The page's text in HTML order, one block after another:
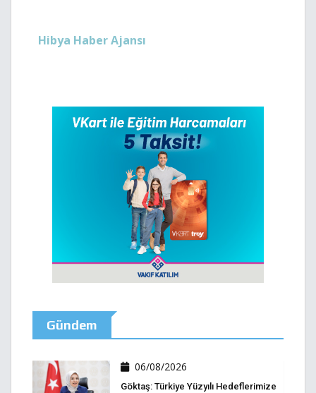
Hibya Haber Ajansı
Gündem
06/08/2026
Göktaş: Türkiye Yüzyılı Hedeflerimize